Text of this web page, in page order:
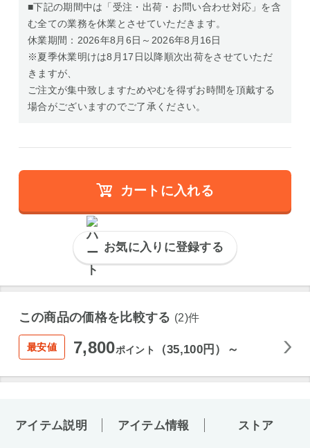
■下記の期間中は「受注・出荷・お問い合わせ対応」を含
む全ての業務を休業とさせていただきます。
休業期間：2026年8月6日～2026年8月16日
※夏季休業明けは8月17日以降順次出荷をさせていただ
きますが、
ご注文が集中致しますためやむを得ずお時間を頂戴する
場合がございますのでご了承ください。
カートに入れる
お気に入りに登録する
この商品の価格を比較する (2)件
最安値 7,800ポイント （35,100円）～
アイテム説明 アイテム情報 ストア